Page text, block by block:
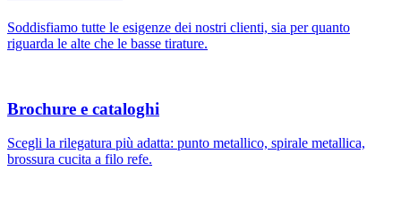
Soddisfiamo tutte le esigenze dei nostri clienti, sia per quanto
riguarda le alte che le basse tirature.
Brochure e cataloghi
Scegli la rilegatura più adatta: punto metallico, spirale metallica,
brossura cucita a filo refe.